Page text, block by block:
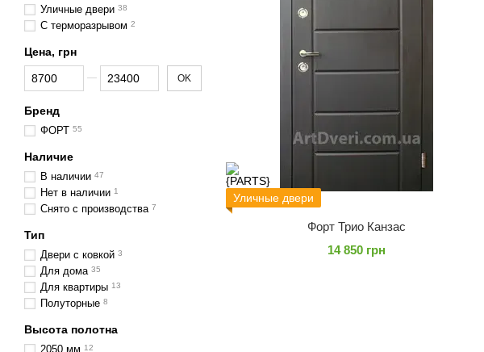
Уличные двери
Форт Трио Канзас
14 850 грн
Уличные двери 38
С терморазрывом 2
Цена, грн
От Цена, грн
До Цена, грн OK
Бренд
ФОРТ 55
Наличие
В наличии 47
Нет в наличии 1
Снято с производства 7
Тип
Двери с ковкой 3
Для дома 35
Для квартиры 13
Полуторные 8
Высота полотна
2050 мм 12